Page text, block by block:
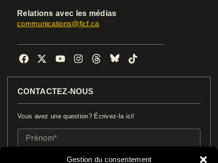
Gestion du consentement
Relations avec les médias
communications@fjcf.ca
F
a
c
b
o
o
X
-
t
i
t
t
r
Y
u
u
b
e
I
n
s
a
g
r
T
h
r
d
s
B
u
k
y
T
i
k
k
CONTACTEZ-NOUS
Vous avez une question? Écrivez-la ici!
Prénom*